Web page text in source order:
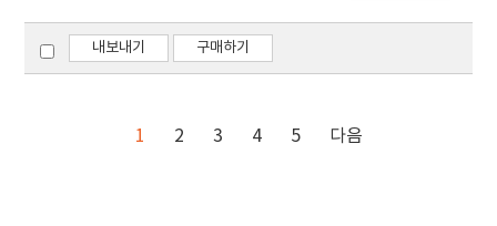
내보내기 구매하기
1 2 3 4 5 다음